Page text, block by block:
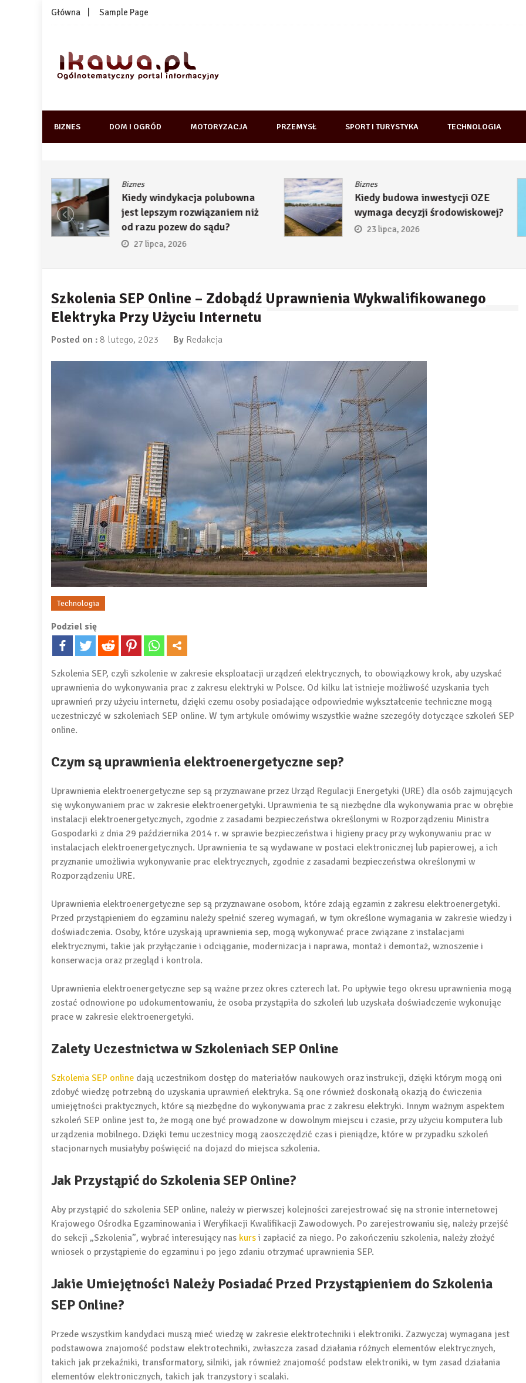
Skip
Główna Sample Page
1kawa.pl
BIZNES DOM I OGRÓD MOTORYZACJA PRZEMYSŁ SPORT I TURYSTYKA TECHNOLOGIA
Biznes
Kiedy windykacja polubowna
jest lepszym rozwiązaniem niż
od razu pozew do sądu?
27 lipca, 2026
Biznes
Kiedy budowa inwestycji OZE
wymaga decyzji środowiskowej?
23 lipca, 2026
Szkolenia SEP Online – Zdobądź Uprawnienia Wykwalifikowanego
Elektryka Przy Użyciu Internetu
Posted on : 8 lutego, 2023 By Redakcja
Technologia
Podziel się
Szkolenia SEP, czyli szkolenie w zakresie eksploatacji urządzeń elektrycznych, to obowiązkowy krok, aby uzyskać
uprawnienia do wykonywania prac z zakresu elektryki w Polsce. Od kilku lat istnieje możliwość uzyskania tych
uprawnień przy użyciu internetu, dzięki czemu osoby posiadające odpowiednie wykształcenie techniczne mogą
uczestniczyć w szkoleniach SEP online. W tym artykule omówimy wszystkie ważne szczegóły dotyczące szkoleń SEP
online.
Czym są uprawnienia elektroenergetyczne sep?
Uprawnienia elektroenergetyczne sep są przyznawane przez Urząd Regulacji Energetyki (URE) dla osób zajmujących
się wykonywaniem prac w zakresie elektroenergetyki. Uprawnienia te są niezbędne dla wykonywania prac w obrębie
instalacji elektroenergetycznych, zgodnie z zasadami bezpieczeństwa określonymi w Rozporządzeniu Ministra
Gospodarki z dnia 29 października 2014 r. w sprawie bezpieczeństwa i higieny pracy przy wykonywaniu prac w
instalacjach elektroenergetycznych. Uprawnienia te są wydawane w postaci elektronicznej lub papierowej, a ich
przyznanie umożliwia wykonywanie prac elektrycznych, zgodnie z zasadami bezpieczeństwa określonymi w
Rozporządzeniu URE.
Uprawnienia elektroenergetyczne sep są przyznawane osobom, które zdają egzamin z zakresu elektroenergetyki.
Przed przystąpieniem do egzaminu należy spełnić szereg wymagań, w tym określone wymagania w zakresie wiedzy i
doświadczenia. Osoby, które uzyskają uprawnienia sep, mogą wykonywać prace związane z instalacjami
elektrycznymi, takie jak przyłączanie i odciąganie, modernizacja i naprawa, montaż i demontaż, wznoszenie i
konserwacja oraz przegląd i kontrola.
Uprawnienia elektroenergetyczne sep są ważne przez okres czterech lat. Po upływie tego okresu uprawnienia mogą
zostać odnowione po udokumentowaniu, że osoba przystąpiła do szkoleń lub uzyskała doświadczenie wykonując
prace w zakresie elektroenergetyki.
Zalety Uczestnictwa w Szkoleniach SEP Online
Szkolenia SEP online dają uczestnikom dostęp do materiałów naukowych oraz instrukcji, dzięki którym mogą oni
zdobyć wiedzę potrzebną do uzyskania uprawnień elektryka. Są one również doskonałą okazją do ćwiczenia
umiejętności praktycznych, które są niezbędne do wykonywania prac z zakresu elektryki. Innym ważnym aspektem
szkoleń SEP online jest to, że mogą one być prowadzone w dowolnym miejscu i czasie, przy użyciu komputera lub
urządzenia mobilnego. Dzięki temu uczestnicy mogą zaoszczędzić czas i pieniądze, które w przypadku szkoleń
stacjonarnych musiałyby poświęcić na dojazd do miejsca szkolenia.
Jak Przystąpić do Szkolenia SEP Online?
Aby przystąpić do szkolenia SEP online, należy w pierwszej kolejności zarejestrować się na stronie internetowej
Krajowego Ośrodka Egzaminowania i Weryfikacji Kwalifikacji Zawodowych. Po zarejestrowaniu się, należy przejść
do sekcji „Szkolenia”, wybrać interesujący nas kurs i zapłacić za niego. Po zakończeniu szkolenia, należy złożyć
wniosek o przystąpienie do egzaminu i po jego zdaniu otrzymać uprawnienia SEP.
Jakie Umiejętności Należy Posiadać Przed Przystąpieniem do Szkolenia
SEP Online?
Przede wszystkim kandydaci muszą mieć wiedzę w zakresie elektrotechniki i elektroniki. Zazwyczaj wymagana jest
podstawowa znajomość podstaw elektrotechniki, zwłaszcza zasad działania różnych elementów elektrycznych,
takich jak przekaźniki, transformatory, silniki, jak również znajomość podstaw elektroniki, w tym zasad działania
elementów elektronicznych, takich jak tranzystory i scalaki.